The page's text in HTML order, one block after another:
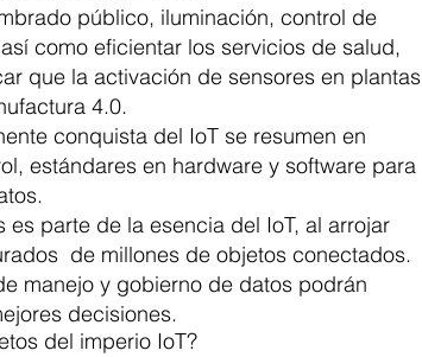
público, iluminación, control de
como eficientar los servicios de salud,
que la activación de sensores en plantas
4.0.
conquista del IoT se resumen en
estándares en hardware y software para
parte de la esencia del IoT, al arrojar
de millones de objetos conectados.
manejo y gobierno de datos podrán
decisiones.
del imperio IoT?